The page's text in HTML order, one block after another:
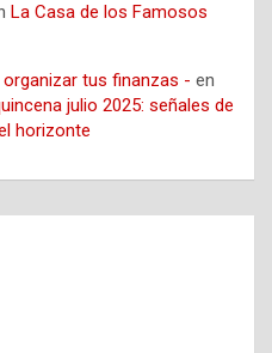
La Casa de los Famosos
tus finanzas - en
julio 2025: señales de
horizonte